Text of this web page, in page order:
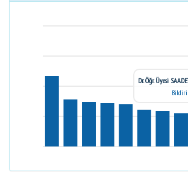
Dr. Öğr. Üyesi
Bildiri